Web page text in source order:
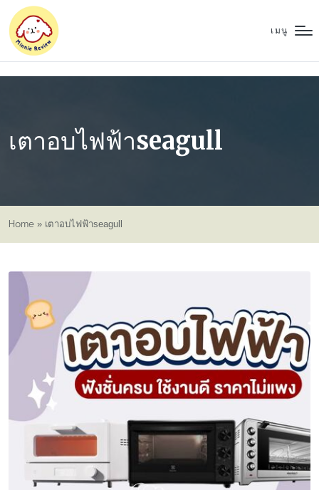
เมนู
เตาอบไฟฟ้าseagull
Home » เตาอบไฟฟ้าseagull